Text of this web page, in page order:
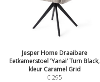
Jesper Home Draaibare
Eetkamerstoel 'Yanai' Turn Black,
kleur Caramel Grid
€295